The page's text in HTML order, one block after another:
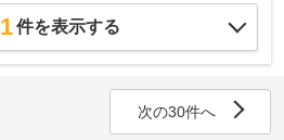
1件を表示する
次の30件へ